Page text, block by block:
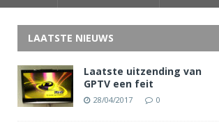
LAATSTE NIEUWS
Laatste uitzending van
GPTV een feit
28/04/2017 0